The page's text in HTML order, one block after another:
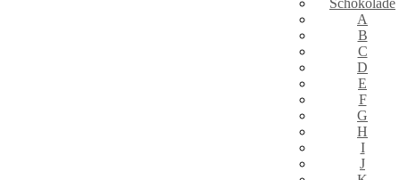
Schokolade
A
B
C
D
E
F
G
H
I
J